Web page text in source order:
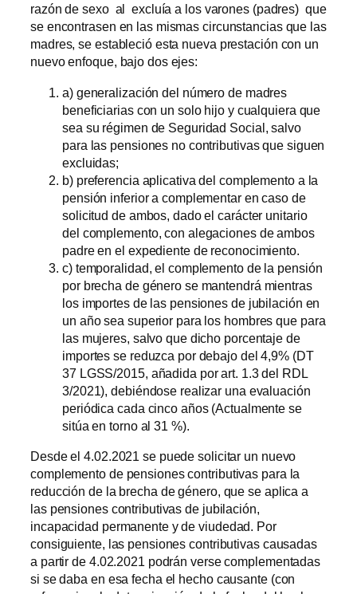
razón de sexo al excluía a los varones (padres) que
se encontrasen en las mismas circunstancias que las
madres, se estableció esta nueva prestación con un
nuevo enfoque, bajo dos ejes:
a) generalización del número de madres
beneficiarias con un solo hijo y cualquiera que
sea su régimen de Seguridad Social, salvo
para las pensiones no contributivas que siguen
excluidas;
b) preferencia aplicativa del complemento a la
pensión inferior a complementar en caso de
solicitud de ambos, dado el carácter unitario
del complemento, con alegaciones de ambos
padre en el expediente de reconocimiento.
c) temporalidad, el complemento de la pensión
por brecha de género se mantendrá mientras
los importes de las pensiones de jubilación en
un año sea superior para los hombres que para
las mujeres, salvo que dicho porcentaje de
importes se reduzca por debajo del 4,9% (DT
37 LGSS/2015, añadida por art. 1.3 del RDL
3/2021), debiéndose realizar una evaluación
periódica cada cinco años (Actualmente se
sitúa en torno al 31 %).
Desde el 4.02.2021 se puede solicitar un nuevo
complemento de pensiones contributivas para la
reducción de la brecha de género, que se aplica a
las pensiones contributivas de jubilación,
incapacidad permanente y de viudedad. Por
consiguiente, las pensiones contributivas causadas
a partir de 4.02.2021 podrán verse complementadas
si se daba en esa fecha el hecho causante (con